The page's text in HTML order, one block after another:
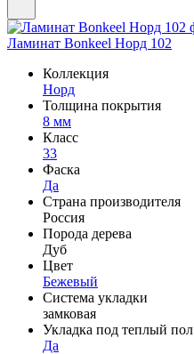
Ламинат Bonkeel Норд 102
Коллекция
Норд
Толщина покрытия
8 мм
Класс
33
Фаска
Да
Страна производителя
Россия
Порода дерева
Дуб
Цвет
Бежевый
Система укладки
замковая
Укладка под теплый пол
Да